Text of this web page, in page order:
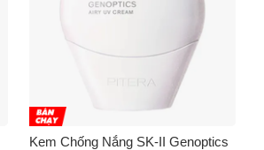
Kem Chống Nắng SK-II Genoptics